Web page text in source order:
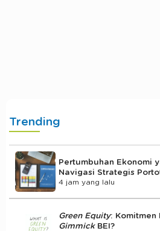
Trending
Pertumbuhan Ekonomi
Navigasi Strategis
4 jam yang lalu
Green Equity: Komitmen
Gimmick BEI?